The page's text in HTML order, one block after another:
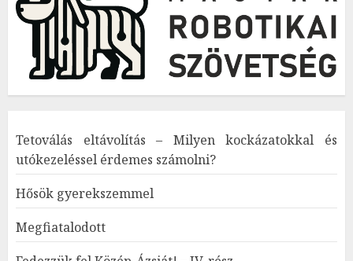
Tetoválás eltávolítás – Milyen kockázatokkal és
utókezeléssel érdemes számolni?
Hősök gyerekszemmel
Megfiatalodott